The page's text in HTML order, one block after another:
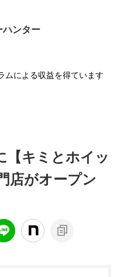
ハンター
ムによる収益を得ています
【キミとホイッ
店がオープン